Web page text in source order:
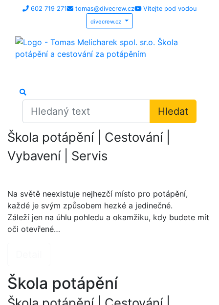
602 719 271 tomas@divecrew.cz Vítejte pod vodou
divecrew.cz
Hledat
Škola potápění | Cestování |
Vybavení | Servis
Na světě neexistuje nejhezčí místo pro potápění,
každé je svým způsobem hezké a jedinečné.
Záleží jen na úhlu pohledu a okamžiku, kdy budete mít
oči otevřené…
Škola potápění